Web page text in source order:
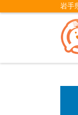
岩手